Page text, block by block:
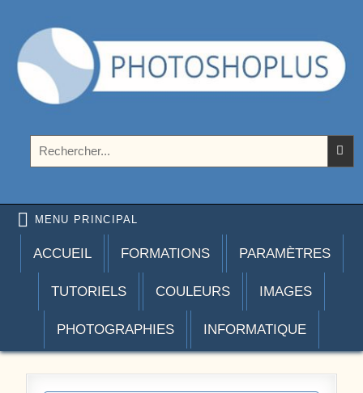
Photoshoplus
MENU PRINCIPAL
ACCUEIL FORMATIONS PARAMÈTRES
TUTORIELS COULEURS IMAGES
PHOTOGRAPHIES INFORMATIQUE